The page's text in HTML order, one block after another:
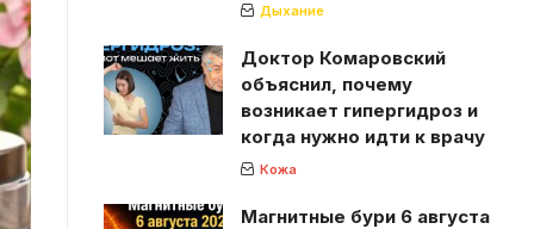
Дыхание
Доктор Комаровский
объяснил, почему
возникает гипергидроз и
когда нужно идти к врачу
Кожа
Магнитные бури 6 августа